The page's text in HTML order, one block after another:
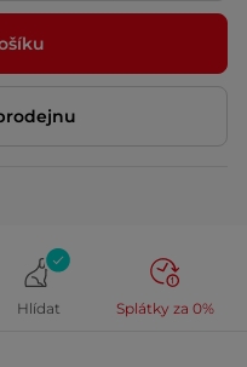
Hlídat Splátky za 0%